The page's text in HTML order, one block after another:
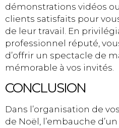
démonstrations vidéos
clients satisfaits pour
de leur travail. En
professionnel réputé,
d’offrir un spectacle de
mémorable à vos invités.
CONCLUSION
Dans l’organisation de
de Noël, l’embauche